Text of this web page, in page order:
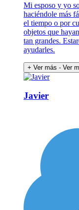
Mi esposo y yo
haciéndole más
el tiempo o por
objetos que
tan grandes.
ayudarles.
+ Ver más - Ver
Javier